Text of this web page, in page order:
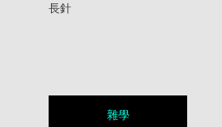
長針
雜學